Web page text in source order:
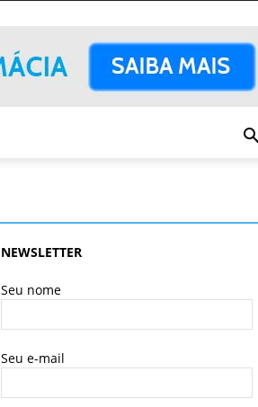
NEWSLETTER
Seu nome
Seu e-mail